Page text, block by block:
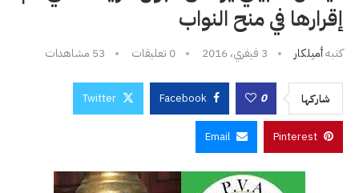
إقرارها في منح النواب
كتبهأميلكار 3 فيفري، 2016 0 تعليقات 53 مشاهدات
شاركها 0
Facebook
Twitter
Pinterest
Email